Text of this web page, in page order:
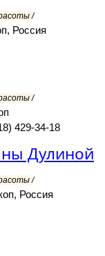
/
Россия
/
429-34-18
Дулиной
/
Россия